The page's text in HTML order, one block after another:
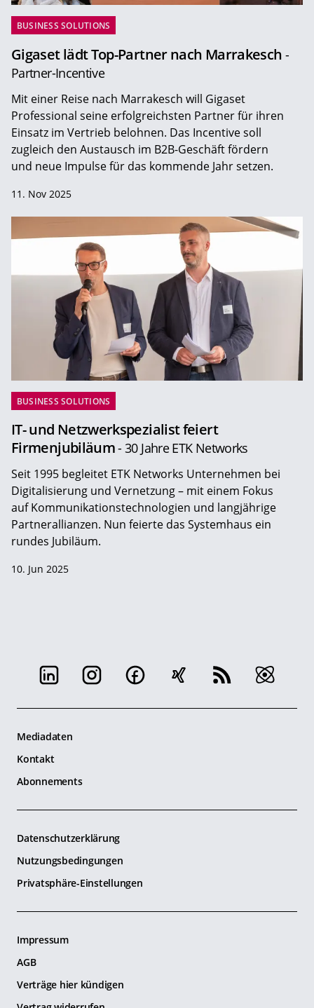
BUSINESS SOLUTIONS
Gigaset lädt Top-Partner nach Marrakesch -
Partner-Incentive
Mit einer Reise nach Marrakesch will Gigaset
Professional seine erfolgreichsten Partner für ihren
Einsatz im Vertrieb belohnen. Das Incentive soll
zugleich den Austausch im B2B-Geschäft fördern
und neue Impulse für das kommende Jahr setzen.
11. Nov 2025
BUSINESS SOLUTIONS
IT- und Netzwerkspezialist feiert
Firmenjubiläum- 30 Jahre ETK Networks
Seit 1995 begleitet ETK Networks Unternehmen bei
Digitalisierung und Vernetzung – mit einem Fokus
auf Kommunikationstechnologien und langjährige
Partnerallianzen. Nun feierte das Systemhaus ein
rundes Jubiläum.
10. Jun 2025
Mediadaten
Kontakt
Abonnements
Datenschutzerklärung
Nutzungsbedingungen
Privatsphäre-Einstellungen
Impressum
AGB
Verträge hier kündigen